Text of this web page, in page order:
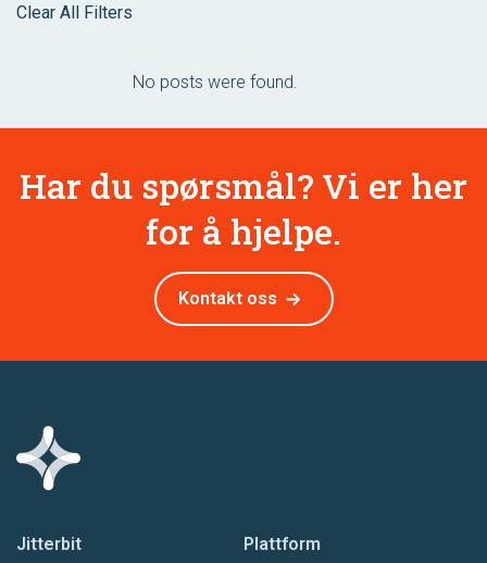
Clear All Filters
No posts were found.
Har du spørsmål? Vi er her
for å hjelpe.
Kontakt oss
Jitterbit Plattform